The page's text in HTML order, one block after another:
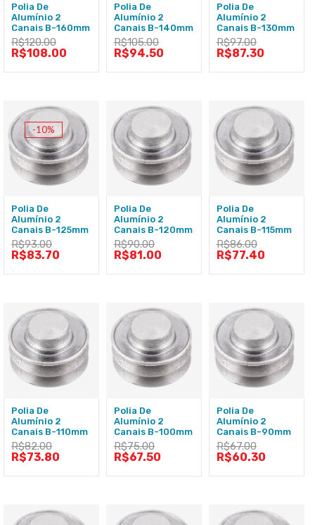
Polia De
Alumínio 2
Canais B-160mm
R$120.00
R$108.00
Polia De
Alumínio 2
Canais B-140mm
R$105.00
R$94.50
Polia De
Alumínio 2
Canais B-130mm
R$97.00
R$87.30
-10%
Polia De
Alumínio 2
Canais B-125mm
R$93.00
R$83.70
Polia De
Alumínio 2
Canais B-120mm
R$90.00
R$81.00
Polia De
Alumínio 2
Canais B-115mm
R$86.00
R$77.40
Polia De
Alumínio 2
Canais B-110mm
R$82.00
R$73.80
Polia De
Alumínio 2
Canais B-100mm
R$75.00
R$67.50
Polia De
Alumínio 2
Canais B-90mm
R$67.00
R$60.30